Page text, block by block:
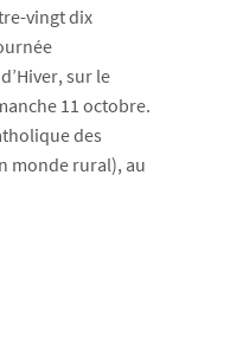
vingt dix
sur le
11 octobre.
des
monde rural), au